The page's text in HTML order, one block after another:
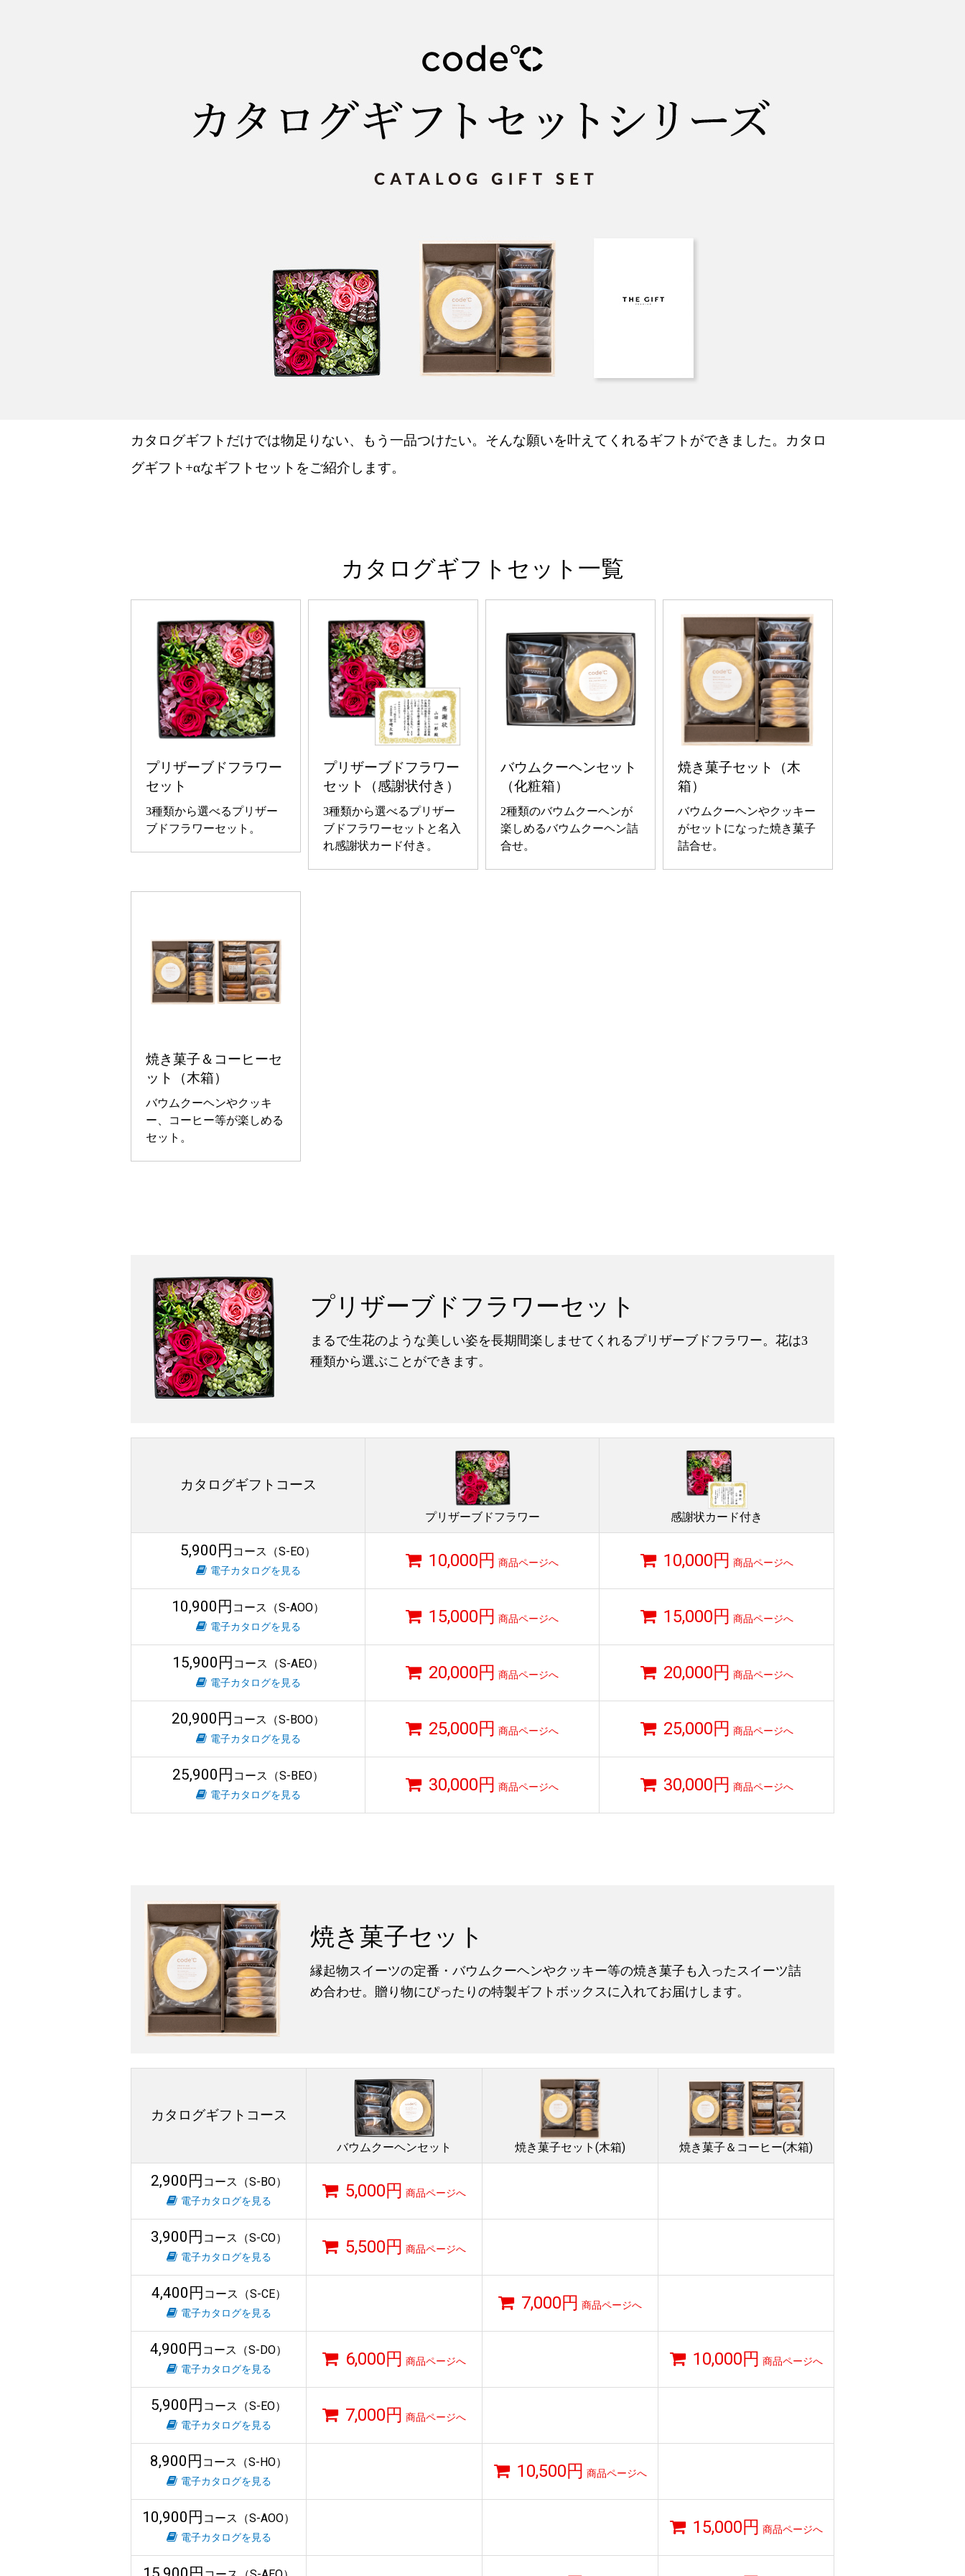
カタログギフトだけでは物足りない、もう一品つけたい。そんな願いを叶えてくれるギフトができました。カタロ
グギフト+αなギフトセットをご紹介します。
カタログギフトセット一覧
プリザーブドフラワー
セット
3種類から選べるプリザー
ブドフラワーセット。
プリザーブドフラワー
セット（感謝状付き）
3種類から選べるプリザー
ブドフラワーセットと名入
れ感謝状カード付き。
バウムクーヘンセット
（化粧箱）
2種類のバウムクーヘンが
楽しめるバウムクーヘン詰
合せ。
焼き菓子セット（木
箱）
バウムクーヘンやクッキー
がセットになった焼き菓子
詰合せ。
焼き菓子＆コーヒーセ
ット（木箱）
バウムクーヘンやクッキ
ー、コーヒー等が楽しめる
セット。
プリザーブドフラワーセット
まるで生花のような美しい姿を長期間楽しませてくれるプリザーブドフラワー。花は3
種類から選ぶことができます。
カタログギフトコース
プリザーブドフラワー 感謝状カード付き
5,900円 コース（S-EO）
電子カタログを見る
10,000円 商品ページへ 10,000円 商品ページへ
10,900円 コース（S-AOO）
電子カタログを見る
15,000円 商品ページへ 15,000円 商品ページへ
15,900円 コース（S-AEO）
電子カタログを見る
20,000円 商品ページへ 20,000円 商品ページへ
20,900円 コース（S-BOO）
電子カタログを見る
25,000円 商品ページへ 25,000円 商品ページへ
25,900円 コース（S-BEO）
電子カタログを見る
30,000円 商品ページへ 30,000円 商品ページへ
焼き菓子セット
縁起物スイーツの定番・バウムクーヘンやクッキー等の焼き菓子も入ったスイーツ詰
め合わせ。贈り物にぴったりの特製ギフトボックスに入れてお届けします。
カタログギフトコース
バウムクーヘンセット 焼き菓子セット(木箱) 焼き菓子＆コーヒー(木箱)
2,900円 コース（S-BO）
電子カタログを見る
5,000円 商品ページへ
3,900円 コース（S-CO）
電子カタログを見る
5,500円 商品ページへ
4,400円 コース（S-CE）
電子カタログを見る
7,000円 商品ページへ
4,900円 コース（S-DO）
電子カタログを見る
6,000円 商品ページへ 10,000円 商品ページへ
5,900円 コース（S-EO）
電子カタログを見る
7,000円 商品ページへ
8,900円 コース（S-HO）
電子カタログを見る
10,500円 商品ページへ
10,900円 コース（S-AOO）
電子カタログを見る
15,000円 商品ページへ